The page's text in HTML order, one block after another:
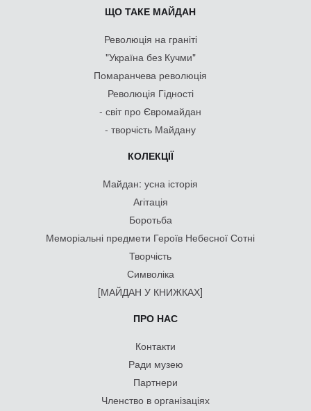
ЩО ТАКЕ МАЙДАН
Революція на граніті
"Україна без Кучми"
Помаранчева революція
Революція Гідності
- світ про Євромайдан
- творчість Майдану
КОЛЕКЦІЇ
Майдан: усна історія
Агітація
Боротьба
Меморіальні предмети Героїв Небесної Сотні
Творчість
Символіка
[МАЙДАН У КНИЖКАХ]
ПРО НАС
Контакти
Ради музею
Партнери
Членство в організаціях